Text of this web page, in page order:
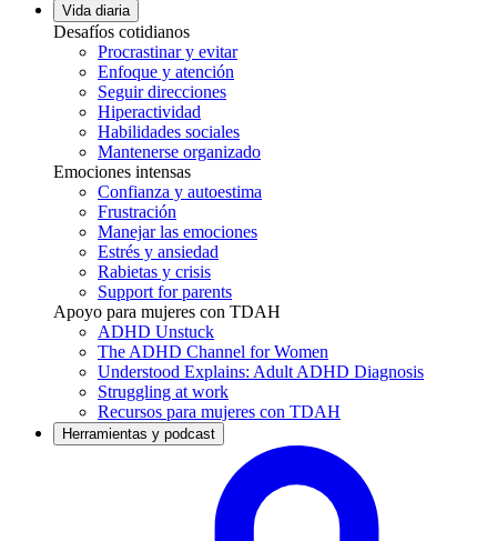
Vida diaria
Desafíos cotidianos
Procrastinar y evitar
Enfoque y atención
Seguir direcciones
Hiperactividad
Habilidades sociales
Mantenerse organizado
Emociones intensas
Confianza y autoestima
Frustración
Manejar las emociones
Estrés y ansiedad
Rabietas y crisis
Support for parents
Apoyo para mujeres con TDAH
ADHD Unstuck
The ADHD Channel for Women
Understood Explains: Adult ADHD Diagnosis
Struggling at work
Recursos para mujeres con TDAH
Herramientas y podcast